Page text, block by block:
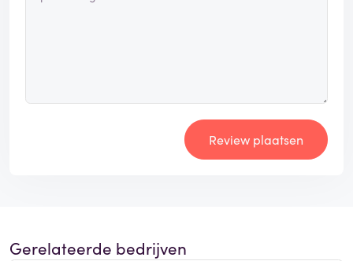
Review plaatsen
Gerelateerde bedrijven